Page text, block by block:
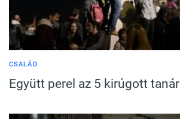
CSALÁD
Együtt perel az 5 kirúgott tanár